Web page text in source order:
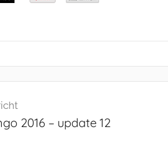
2016 – update 12